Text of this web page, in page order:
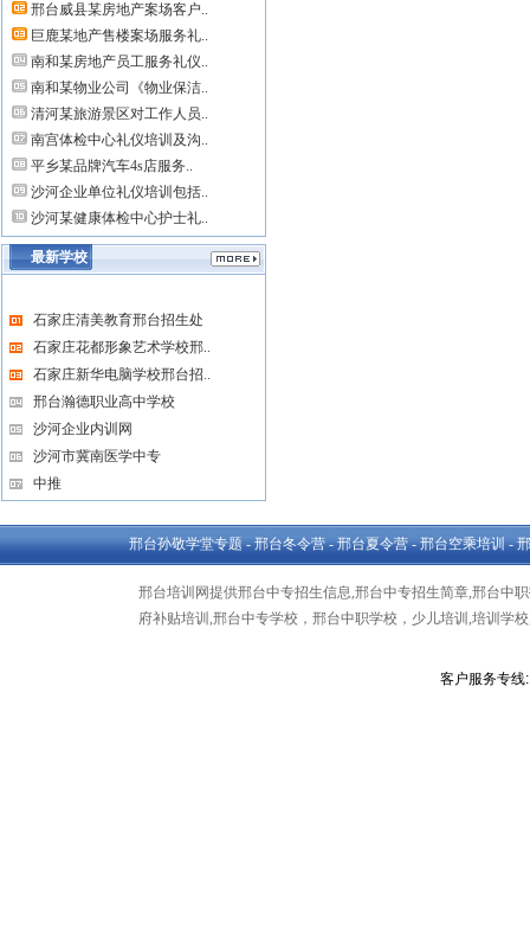
邢台威县某房地产案场客户..
巨鹿某地产售楼案场服务礼..
南和某房地产员工服务礼仪..
南和某物业公司《物业保洁..
清河某旅游景区对工作人员..
南宫体检中心礼仪培训及沟..
平乡某品牌汽车4s店服务..
沙河企业单位礼仪培训包括..
沙河某健康体检中心护士礼..
最新学校
石家庄清美教育邢台招生处
石家庄花都形象艺术学校邢..
石家庄新华电脑学校邢台招..
邢台瀚德职业高中学校
沙河企业内训网
沙河市冀南医学中专
中推
邢台孙敬学堂专题 - 邢台冬令营 - 邢台夏令营 - 邢台空乘培训 -
邢台培训网提供邢台中专招生信息,邢台中专招生简章,邢台中
府补贴培训,邢台中专学校，邢台中职学校，少儿培训,培训学
客户服务专